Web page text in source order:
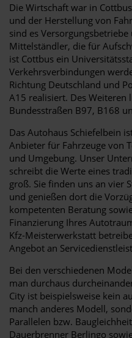
Die Wirtschaft war in
und der Herstellung von
sind es
Mittelständler, die für
ist Cottbus ein
Verkehrsverbindungen
Richtung Deutschland und
A15 realisiert. Des Weiteren
Bundesstraßen B97, B168
Das Autohaus Schiefelbein
Anbieter für Fahrzeuge von
und Umgebung. Unser
schreibt die Werte eines
groß. Sie finden uns an vier
und genießen dort die
kompetenten Beratung
Finanzierung Ihres
Kfz-Meisterwerkstatt
Angebot an
Bei den verschiedenen
man durchaus
City ist beispielsweise kein
manch anderes Modell,
Parallelen bzw.
Dauerbrenner Berlingo